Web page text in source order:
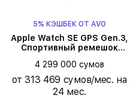
5% КЭШБЕК ОТ AVO
Apple Watch SE GPS Gen.3,
Спортивный ремешок
S/M, 40мм, Тёмная ночь
4 299 000 сумов
от 313 469 сумов/мес. на
24 мес.